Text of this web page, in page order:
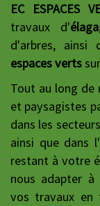
EC ESPACES
travaux d'
d'arbres, ainsi
espaces vertssur
Tout au long de
et paysagistes
dans les
ainsi que dans
restant à votre
nous adapter
vos travaux en